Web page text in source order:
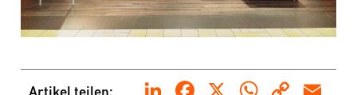
Artikel teilen: